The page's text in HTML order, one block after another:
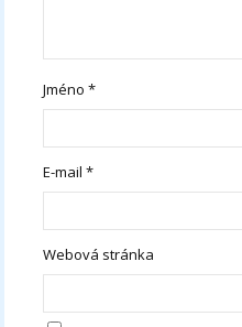
Jméno*
E-mail*
Webová stránka